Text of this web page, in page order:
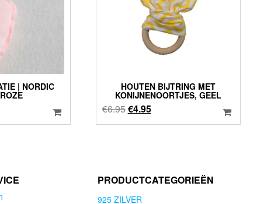
| NORDIC HOUTEN BIJTRING MET
KONIJNENOORTJES, GEEL
€6.95Oorspronkelijke
prijs
€4.95Huidige
prijs
PRODUCTCATEGORIEËN
925 ZILVER